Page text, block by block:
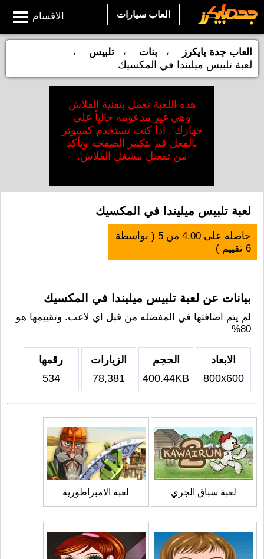
الاقسام العاب سيارات
العاب جدة بايكرز ← بنات ← تلبيس
←
لعبة تلبيس ميليندا في المكسيك
هذه اللعبة تعمل بتقنية الفلاش
وهي غير مدعومه حالياً على
جهازك , اذا كنت تستخدم كمبيوتر
بالفعل قم بتكبير الصفحه وتأكد
من تفعيل مشغل الفلاش.
لعبة تلبيس ميليندا في المكسيك
حاصله على4.00 من5 ( بواسطة
6 تقييم )
بيانات عن لعبة تلبيس ميليندا في المكسيك
لم يتم اضافتها في المفضله من قبل اي لاعب. وتقييمها هو
80%
الابعاد
800x600
الحجم
400.44KB
الزيارات
78,381
رقمها
534
لعبة سباق الجري لعبة الامبراطورية